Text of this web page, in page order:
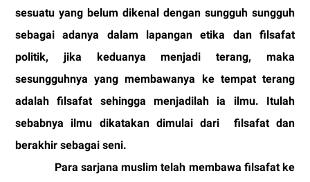
sesuatu yang belum dikenal dengan sungguh sungguh
sebagai adanya dalam lapangan etika dan filsafat
politik, jika keduanya menjadi terang, maka
sesungguhnya yang membawanya ke tempat terang
adalah filsafat sehingga menjadilah ia ilmu. Itulah
sebabnya ilmu dikatakan dimulai dari
filsafat dan
berakhir sebagai seni.
Para sarjana muslim telah membawa filsafat ke